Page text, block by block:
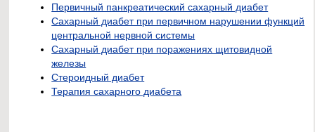
Первичный панкреатический сахарный диабет
Сахарный диабет при первичном нарушении функций
центральной нервной системы
Сахарный диабет при поражениях щитовидной
железы
Стероидный диабет
Терапия сахарного диабета